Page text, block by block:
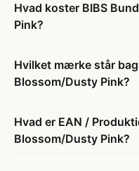
Hvad koster BIBS
Pink?
Hvilket mærke står
Blossom/Dusty Pink?
Hvad er EAN /
Blossom/Dusty Pink?